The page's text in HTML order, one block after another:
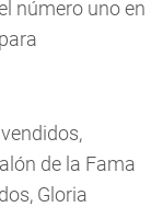
número uno en
de la Fama
Gloria